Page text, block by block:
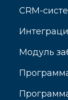
CRM-
Модуль